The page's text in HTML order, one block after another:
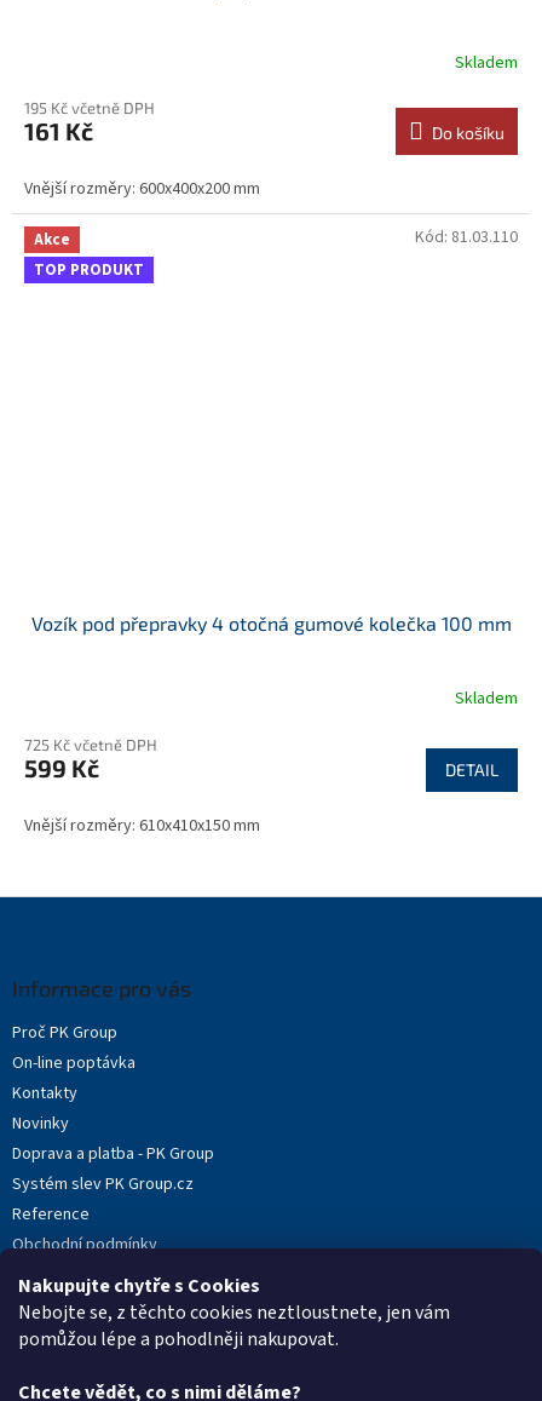
Nakupujte chytře s Cookies
Nebojte se, z těchto cookies neztloustnete, jen vám
pomůžou lépe a pohodlněji nakupovat.
Chcete vědět, co s nimi děláme?
Skladem
195 Kč včetně DPH
161 Kč Do košíku
Vnější rozměry: 600x400x200 mm
Akce
TOP PRODUKT
Vozík pod přepravky 4 otočná gumové kolečka 100 mm
Skladem
725 Kč včetně DPH
599 Kč DETAIL
Vnější rozměry: 610x410x150 mm
Kód: 81.03.110
Informace pro vás
Proč PK Group
On-line poptávka
Kontakty
Novinky
Doprava a platba - PK Group
Systém slev PK Group.cz
Reference
Obchodní podmínky
Podmínky ochrany osobních údajů
Reklamační protokol